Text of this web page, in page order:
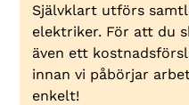
Självklart utförs
elektriker. För att du
även ett
innan vi påbörjar
enkelt!